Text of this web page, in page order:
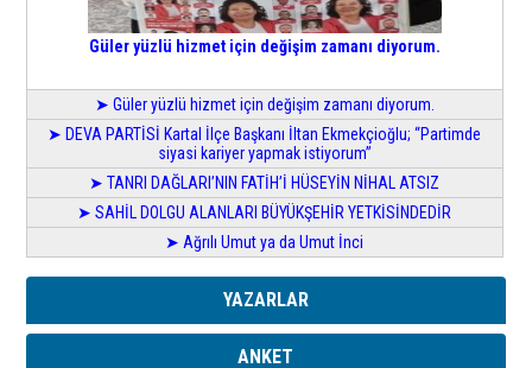
Güler yüzlü hizmet için değişim zamanı diyorum.
➤ Güler yüzlü hizmet için değişim zamanı diyorum.
➤ DEVA PARTİSİ Kartal İlçe Başkanı İltan Ekmekçioğlu; “Partimde
siyasi kariyer yapmak istiyorum”
➤ TANRI DAĞLARI’NIN FATİH’İ HÜSEYİN NİHAL ATSIZ
➤ SAHİL DOLGU ALANLARI BÜYÜKŞEHİR YETKİSİNDEDİR
➤ Ağrılı Umut ya da Umut İnci
YAZARLAR
ANKET